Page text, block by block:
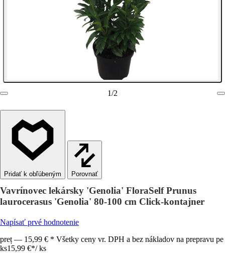
1/2
Porovnať
Vavrínovec lekársky 'Genolia' FloraSelf Prunus
laurocerasus 'Genolia' 80-100 cm Click-kontajner
Napísať prvé hodnotenie
preț — 15,99 € * Všetky ceny vr. DPH a bez nákladov na prepravu pe
ks15,99 €*/ ks